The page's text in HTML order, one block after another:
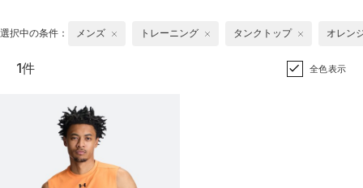
選択中の条件： メンズ トレーニング タンクトップ オレン
1件 全色表示